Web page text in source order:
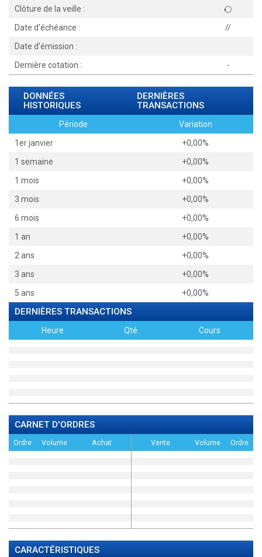
Clôture de la veille :
Date d'échéance :
//
Date d'émission :
Dernière cotation :
-
DONNÉES
HISTORIQUES
DERNIÈRES
TRANSACTIONS
Période
Variation
1er janvier
+0,00%
1 semaine
+0,00%
1 mois
+0,00%
3 mois
+0,00%
6 mois
+0,00%
1 an
+0,00%
2 ans
+0,00%
3 ans
+0,00%
5 ans
+0,00%
DERNIÈRES TRANSACTIONS
Heure Qté. Cours
CARNET D'ORDRES
Ordre Volume Achat Vente Volume Ordre
CARACTÉRISTIQUES